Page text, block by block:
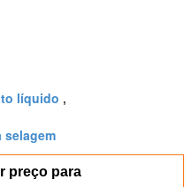
líquido
selagem